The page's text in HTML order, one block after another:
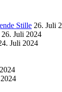
Stille 26. Juli
26. Juli 2024
Juli 2024